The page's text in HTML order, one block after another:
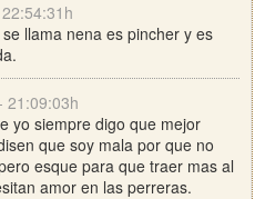
llama nena es pincher y es
21:09:03h
yo siempre digo que mejor
que soy mala por que no
esque para que traer mas al
amor en las perreras.